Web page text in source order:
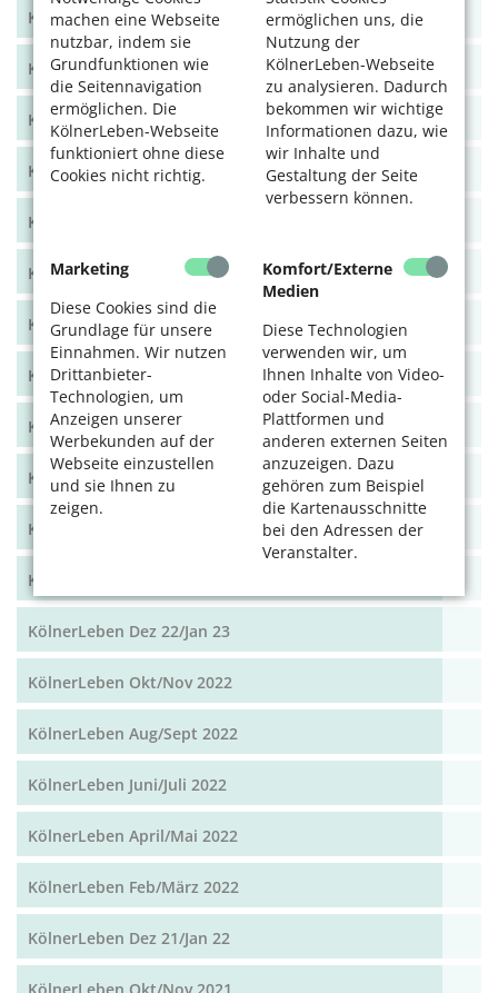
machen eine Webseite
nutzbar, indem sie
Grundfunktionen wie
die Seitennavigation
ermöglichen. Die
KölnerLeben-Webseite
funktioniert ohne diese
Cookies nicht richtig.
ermöglichen uns, die
Nutzung der
KölnerLeben-Webseite
zu analysieren. Dadurch
bekommen wir wichtige
Informationen dazu, wie
wir Inhalte und
Gestaltung der Seite
verbessern können.
Marketing
Diese Cookies sind die
Grundlage für unsere
Einnahmen. Wir nutzen
Drittanbieter-
Technologien, um
Anzeigen unserer
Werbekunden auf der
Webseite einzustellen
und sie Ihnen zu
zeigen.
Komfort/Externe
Medien
Diese Technologien
verwenden wir, um
Ihnen Inhalte von Video-
oder Social-Media-
Plattformen und
anderen externen Seiten
anzuzeigen. Dazu
gehören zum Beispiel
die Kartenausschnitte
bei den Adressen der
Veranstalter.
KölnerLeben Sommer 2025
KölnerLeben Frühjahr 2025
KölnerLeben Winter 2024/25
KölnerLeben Herbst 2024
KölnerLeben Sommer 2024
KölnerLeben Frühjahr 2024
KölnerLeben Dez/Jan/Feb 2023/24
KölnerLeben Okt/Nov 2023
KölnerLeben Aug/Sept 2023
KölnerLeben Juni/Juli 2023
KölnerLeben April/Mai 2023
KölnerLeben Feb/März 2023
KölnerLeben Dez 22/Jan 23
KölnerLeben Okt/Nov 2022
KölnerLeben Aug/Sept 2022
KölnerLeben Juni/Juli 2022
KölnerLeben April/Mai 2022
KölnerLeben Feb/März 2022
KölnerLeben Dez 21/Jan 22